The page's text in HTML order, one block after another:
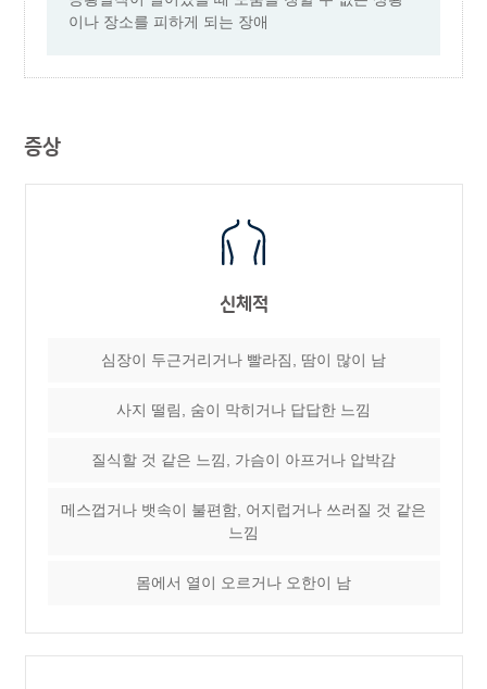
이나 장소를 피하게 되는 장애
증상
신체적
심장이 두근거리거나 빨라짐, 땀이 많이 남
사지 떨림, 숨이 막히거나 답답한 느낌
질식할 것 같은 느낌, 가슴이 아프거나 압박감
메스껍거나 뱃속이 불편함, 어지럽거나 쓰러질 것 같은
느낌
몸에서 열이 오르거나 오한이 남